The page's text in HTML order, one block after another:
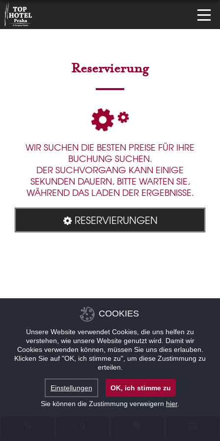
Reservierung
WIR SUCHEN DIE BESTEN PREISE FÜR IHRE
BUCHUNG SUCHEN.
DER SUCHVORGANG KANN EINIGE
SEKUNDEN DAUERN, BITTE WARTEN SIE,
WÄHREND DAS LADEN DER ERGEBNISSE.
RESERVIERUNGEN
COOKIES
Unsere Website verwendet Cookies, die uns helfen zu
verstehen, wie unsere Website genutzt wird. Damit wir
Cookies verwenden können, müssen Sie uns dies erlauben.
Klicken Sie auf "OK, ich stimme zu", um diese Zustimmung zu
erteilen.
Einstellungen
OK, ich stimme zu
Sie können die Zustimmung verweigern hier.